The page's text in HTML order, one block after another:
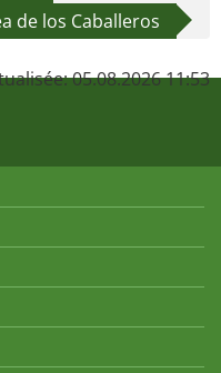
de los Caballeros
05.08.2026 11:53